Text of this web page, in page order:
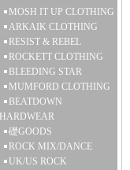
MOSH IT UP CLOTHING
ARKAIK CLOTHING
RESIST & REBEL
ROCKETT CLOTHING
BLEEDING STAR
MUMFORD CLOTHING
BEATDOWN
HARDWEAR
礎GOODS
ROCK MIX/DANCE
UK/US ROCK